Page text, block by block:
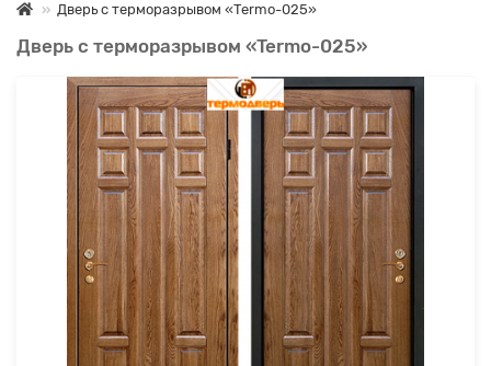
Дверь с терморазрывом «Termo-025»
Дверь с терморазрывом «Termo-025»